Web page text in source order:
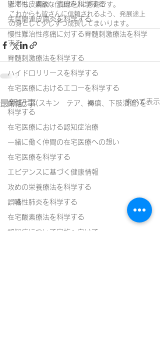
鬱滞性皮膚炎・潰瘍を科学する
失禁関連皮膚炎を科学する
慢性難治性疼痛に対する脊髄刺激療法を科学
する
脊髄刺激療法を科学する
ハイドロリリースを科学する
在宅医療におけるエコーを科学する
創傷ケア(スキン テア、褥瘡、下肢潰瘍)を
科学する
在宅医療における認知症治療
一緒に働く仲間の在宅医療への想い
在宅医療を科学する
エビデンスに基づく健康情報
攻めの栄養療法を科学する
誤嚥性肺炎を科学する
在宅酸素療法を科学する
認知症について家族へ向けて
とても、素敵な仕上がりに感謝です。
これからも皆さんに信頼されるよう、発展途上
の身として少しずつ成長してまいります。
最新記事 すべて表示